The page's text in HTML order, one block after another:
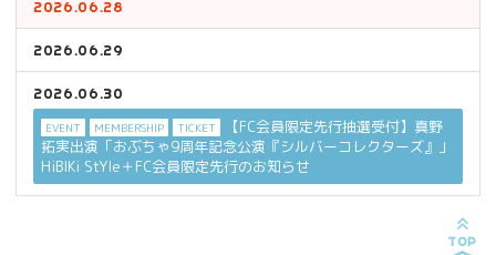
2026.06.28
2026.06.29
2026.06.30
EVENT MEMBERSHIP TICKET
【FC会員限定先行抽選受付】真野
拓実出演「おぶちゃ9周年記念公演『シルバーコレクターズ』」
HiBIKi StYle＋FC会員限定先行のお知らせ
TOP